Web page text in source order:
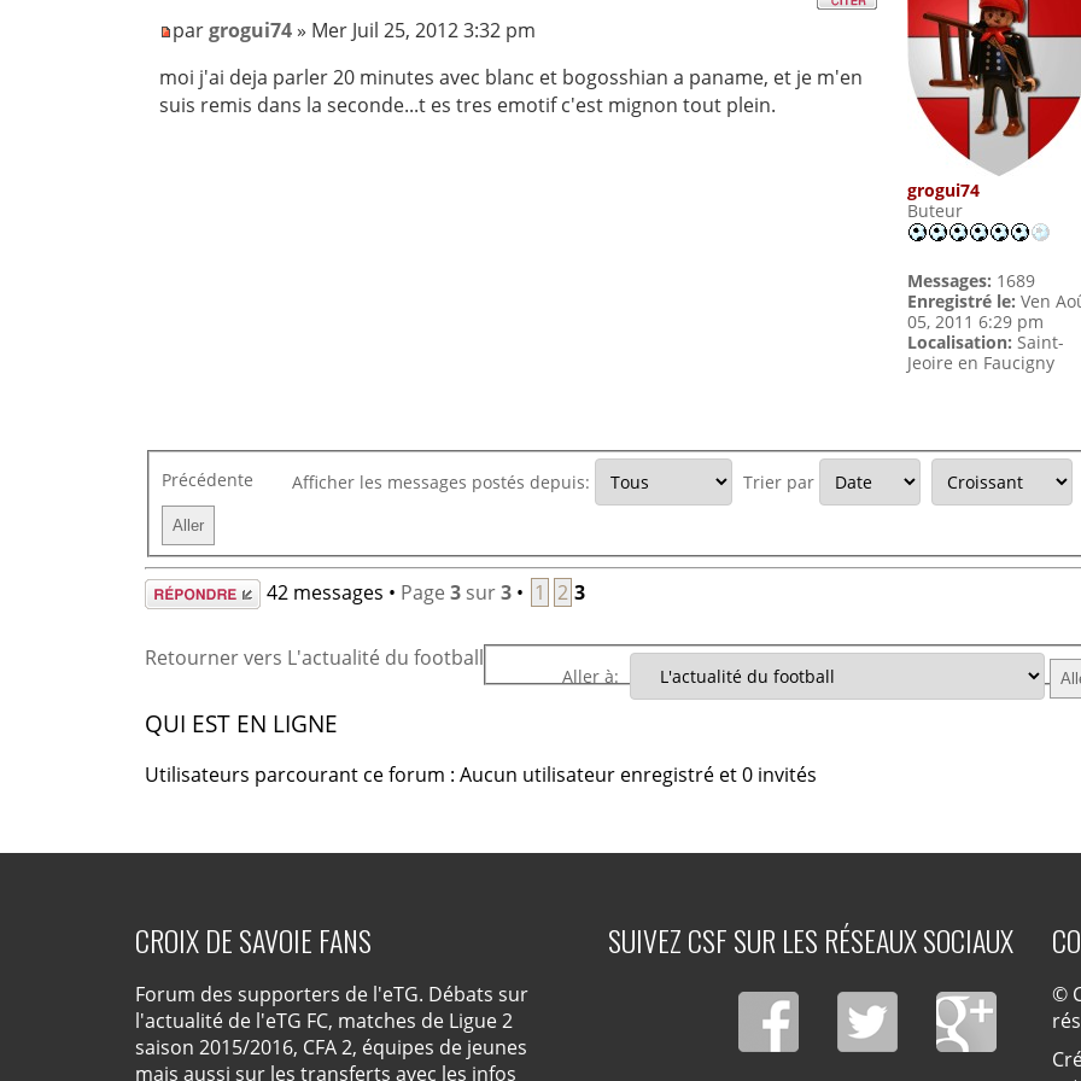
pargrogui74» Mer Juil 25, 2012 3:32 pm
moi j'ai deja parler 20 minutes avec blanc et bogosshian a paname, et je m'en
suis remis dans la seconde...t es tres emotif c'est mignon tout plein.
grogui74
Buteur
Messages: 1689
Enregistré le: Ven
05, 2011 6:29 pm
Localisation: Saint-
Jeoire en Faucigny
Précédente Afficher les messages postés depuis: Trier par
Répondre 42 messages • Page 3sur3• 1 2 3
Retourner vers L'actualité du football
Aller à:
QUI EST EN LIGNE
Utilisateurs parcourant ce forum : Aucun utilisateur enregistré et 0 invités
CROIX DE SAVOIE FANS
Forum des supporters de l'eTG. Débats sur
l'actualité de l'eTG FC, matches de Ligue 2
saison 2015/2016, CFA 2, équipes de jeunes
mais aussi sur les transferts avec les infos
SUIVEZ CSF SUR LES RÉSEAUX SOCIAUX
©